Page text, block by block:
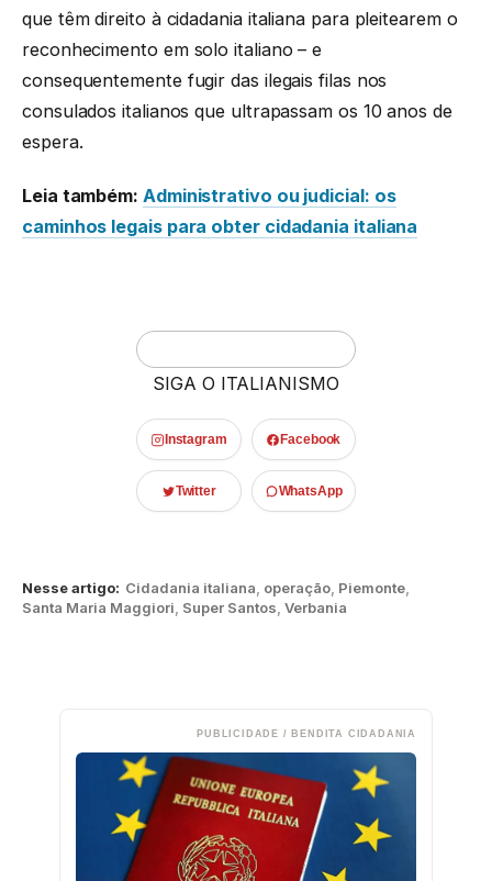
que têm direito à cidadania italiana para pleitearem o
reconhecimento em solo italiano – e
consequentemente fugir das ilegais filas nos
consulados italianos que ultrapassam os 10 anos de
espera.
Leia também: Administrativo ou judicial: os
caminhos legais para obter cidadania italiana
SIGA O ITALIANISMO
Instagram Facebook
Twitter WhatsApp
Nesse artigo: Cidadania italiana, operação, Piemonte,
Santa Maria Maggiori, Super Santos, Verbania
PUBLICIDADE / BENDITA CIDADANIA